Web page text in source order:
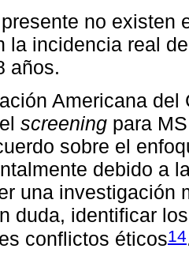
no existen
la incidencia real
años.
Americana
screening para
sobre el
debido a
una investigación
duda, identificar
conflictos éticos14